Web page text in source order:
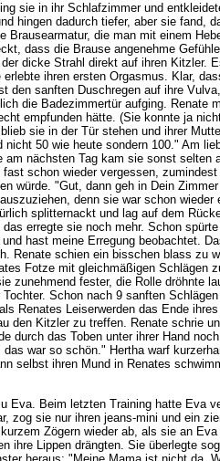
sie in ihr Schlafzimmer und
hingen dadurch tiefer, aber sie
Brausearmatur, die man mit einem
dass die Brause angenehme
dicke Strahl direkt auf ihren
ihren ersten Orgasmus. Klar,
den sanften Duschregen auf ihre
die Badezimmertür aufging.
empfunden hätte. (Sie konnte ja
sie in der Tür stehen und ihrer
nicht 50 wie heute sondern 100." Am
nächsten Tag kam sie sonst
schon wieder vergessen,
würde. "Gut, dann geh in Dein
denn sie war schon
splitternackt und lag auf dem
erregte sie noch mehr. Schon
hast meine Erregung beobachtet.
Renate schien ein bisschen blass
Fotze mit gleichmäßigen
zunehmend fester, die Rolle
Schon nach 9 sanften
Renates Leiserwerden das Ende
den Kitzler zu treffen. Renate schrie
durch das Toben unter ihrer Hand
war so schön." Hertha warf
selbst ihren Mund in Renates
Eva. Beim letzten Training hatte
zog sie nur ihren jeans-mini und ein
Zögern wieder ab, als sie an
ihre Lippen drängten. Sie überlegte